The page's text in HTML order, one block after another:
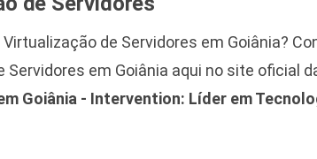
de Servidores em Goiânia?
Servidores em Goiânia aqui no site oficial
Goiânia - Intervention: Líder em